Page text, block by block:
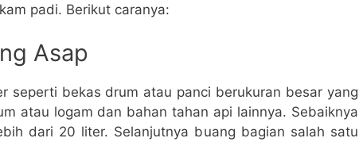
padi. Berikut caranya:
Asap
seperti bekas drum atau panci berukuran besar yang
atau logam dan bahan tahan api lainnya. Sebaiknya
dari 20 liter. Selanjutnya buang bagian salah satu